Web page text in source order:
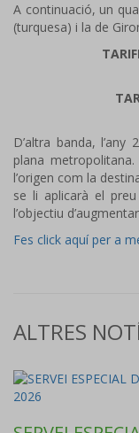
A continuació, un
(turquesa) i la de
D’altra banda,
plana
l’origen com la
se li aplicarà el
l’objectiu
Fes click aquí per a
ALTRES